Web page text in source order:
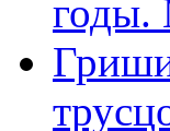
годы.